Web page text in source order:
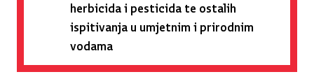
herbicida i pesticida te ostalih
ispitivanja u umjetnim i prirodnim
vodama